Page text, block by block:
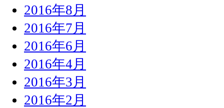
2016年8月
2016年7月
2016年6月
2016年4月
2016年3月
2016年2月